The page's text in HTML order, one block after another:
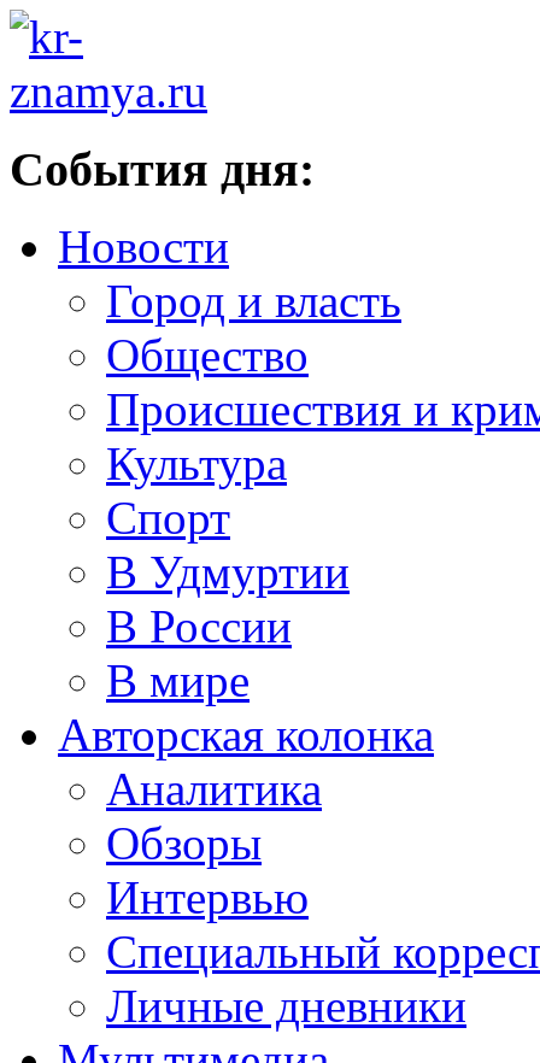
События дня:
Новости
Город и власть
Общество
Происшествия и
Культура
Спорт
В Удмуртии
В России
В мире
Авторская колонка
Аналитика
Обзоры
Интервью
Специальный
Личные дневники